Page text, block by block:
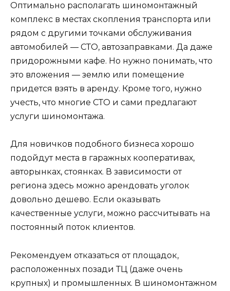
Оптимально располагать шиномонтажный
комплекс в местах скопления транспорта или
рядом с другими точками обслуживания
автомобилей — СТО, автозаправками. Да даже
придорожными кафе. Но нужно понимать, что
это вложения — землю или помещение
придется взять в аренду. Кроме того, нужно
учесть, что многие СТО и сами предлагают
услуги шиномонтажа.
Для новичков подобного бизнеса хорошо
подойдут места в гаражных кооперативах,
авторынках, стоянках. В зависимости от
региона здесь можно арендовать уголок
довольно дешево. Если оказывать
качественные услуги, можно рассчитывать на
постоянный поток клиентов.
Рекомендуем отказаться от площадок,
расположенных позади ТЦ (даже очень
крупных) и промышленных. В шиномонтажном